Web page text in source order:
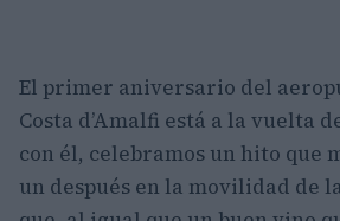
El primer aniversario del
Costa d’Amalfi está a la vuelta
con él, celebramos un hito que
un después en la movilidad de